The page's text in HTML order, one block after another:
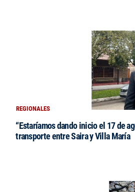
REGIONALES
“Estaríamos dando inicio el 17 de
transporte entre Saira y Villa María